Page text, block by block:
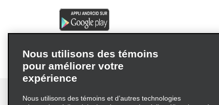
Nous utilisons des témoins
pour améliorer votre
expérience
Nous utilisons des témoins et d’autres technologies